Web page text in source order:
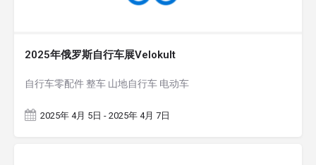
2025年俄罗斯自行车展Velokult
自行车零配件 整车 山地自行车 电动车
2025年 4月 5日 - 2025年 4月 7日